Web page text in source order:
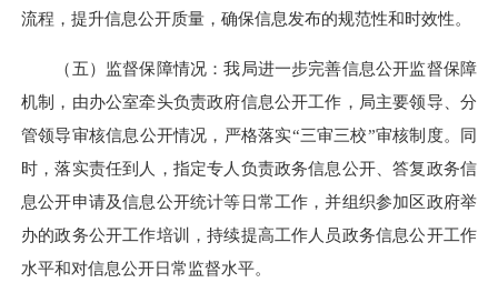
流程，提升信息公开质量，确保信息发布的规范性和时效性。
（五）监督保障情况：我局进一步完善信息公开监督保障
机制，由办公室牵头负责政府信息公开工作，局主要领导、分
管领导审核信息公开情况，严格落实“三审三校”审核制度。同
时，落实责任到人，指定专人负责政务信息公开、答复政务信
息公开申请及信息公开统计等日常工作，并组织参加区政府举
办的政务公开工作培训，持续提高工作人员政务信息公开工作
水平和对信息公开日常监督水平。